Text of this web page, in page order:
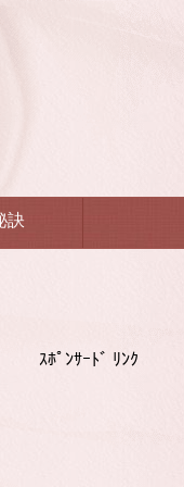
訣
ｽﾎﾟﾝｻｰﾄﾞ ﾘﾝｸ